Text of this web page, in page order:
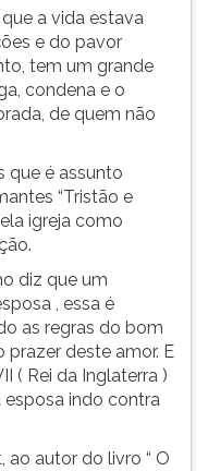
a vida estava
e do pavor
tem um grande
condena e o
de quem não
que é assunto
“Tristão e
igreja como
diz que um
, essa é
as regras do bom
prazer deste amor. E
( Rei da Inglaterra )
esposa indo contra
ao autor do livro “ O